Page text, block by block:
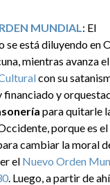
MUNDIAL: El
se está diluyendo en
mientras avanza el
con su
financiado y
para quitarle
porque es
cambiar la moral
el Nuevo Orden
. Luego, a partir de